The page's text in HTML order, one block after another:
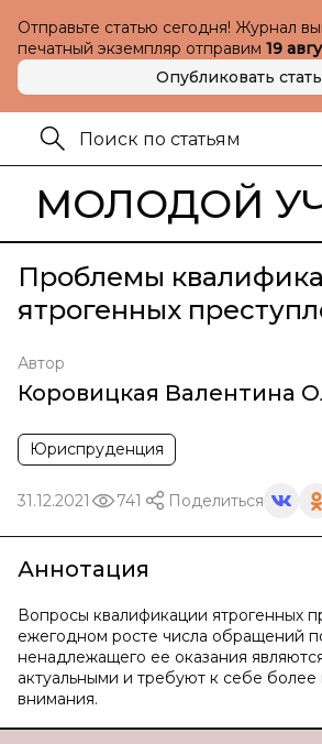
Отправьте статью сегодня! Журнал
печатный экземпляр отправим 19
Опубликовать
МОЛОДОЙ
Проблемы
ятрогенных
Автор
Коровицкая Валентина
Юриспруденция
31.12.2021 741 Поделиться
Аннотация
Вопросы квалификации ятрогенных
ежегодном росте числа обращений
ненадлежащего ее оказания
актуальными и требуют к себе более
внимания.